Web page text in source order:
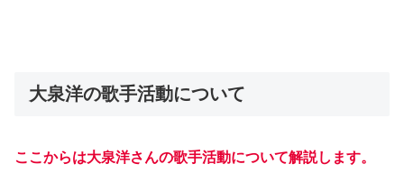
大泉洋の歌手活動について
ここからは大泉洋さんの歌手活動について解説します。